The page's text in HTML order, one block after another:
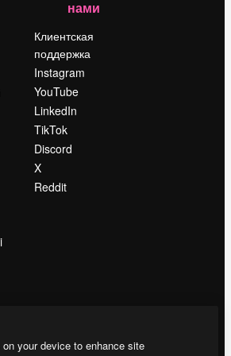
нами
Клиентская
поддержка
Instagram
YouTube
LinkedIn
TikTok
Discord
X
Reddit
your device to enhance site